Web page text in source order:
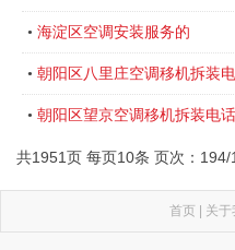
• 海淀区空调安装服务的
• 朝阳区八里庄空调移机拆装
• 朝阳区望京空调移机拆装电
共1951页 每页10条 页次：194/
首页 | 关于